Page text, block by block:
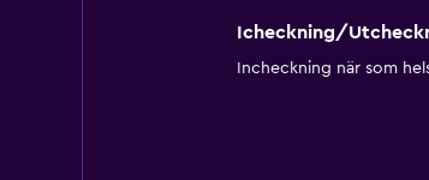
Icheckning/
Incheckning när som